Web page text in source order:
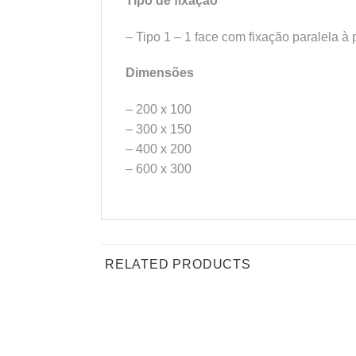
– Tipo 1 – 1 face com fixação paralela à
Dimensões
– 200 x 100
– 300 x 150
– 400 x 200
– 600 x 300
RELATED PRODUCTS